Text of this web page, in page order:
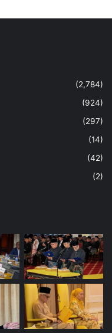
(2,784)
(924)
(297)
(14)
(42)
(2)